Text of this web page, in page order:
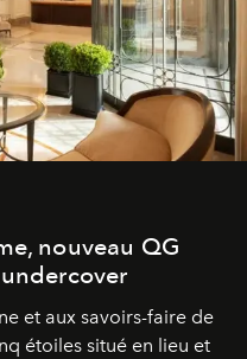
nouveau QG
et aux savoirs-faire de
étoiles situé en lieu et